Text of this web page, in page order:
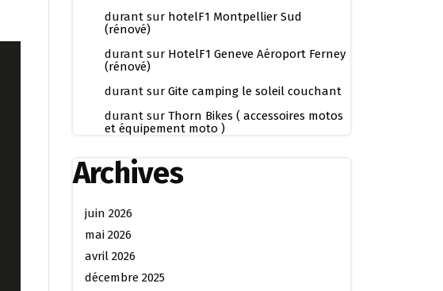
durant sur hotelF1 Montpellier Sud
(rénové)
durant sur HotelF1 Geneve Aéroport Ferney
(rénové)
durant sur Gite camping le soleil couchant
durant sur Thorn Bikes ( accessoires motos
et équipement moto )
Archives
juin 2026
mai 2026
avril 2026
décembre 2025